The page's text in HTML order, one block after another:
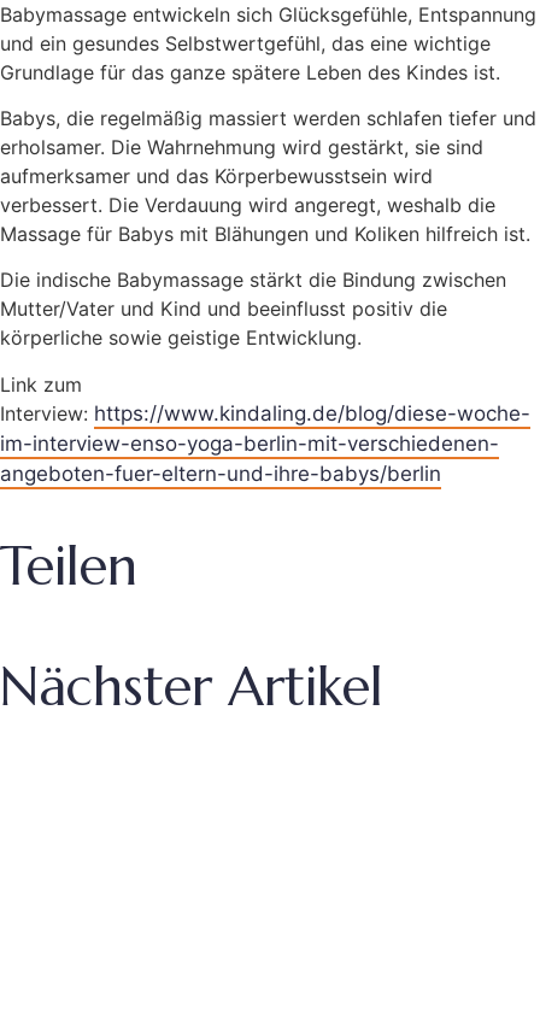
Babymassage entwickeln sich Glücksgefühle, Entspannung
und ein gesundes Selbstwertgefühl, das eine wichtige
Grundlage für das ganze spätere Leben des Kindes ist.
Babys, die regelmäßig massiert werden schlafen tiefer und
erholsamer. Die Wahrnehmung wird gestärkt, sie sind
aufmerksamer und das Körperbewusstsein wird
verbessert. Die Verdauung wird angeregt, weshalb die
Massage für Babys mit Blähungen und Koliken hilfreich ist.
Die indische Babymassage stärkt die Bindung zwischen
Mutter/Vater und Kind und beeinflusst positiv die
körperliche sowie geistige Entwicklung.
Link zum
Interview: https://www.kindaling.de/blog/diese-woche-
im-interview-enso-yoga-berlin-mit-verschiedenen-
angeboten-fuer-eltern-und-ihre-babys/berlin
Teilen
Nächster Artikel